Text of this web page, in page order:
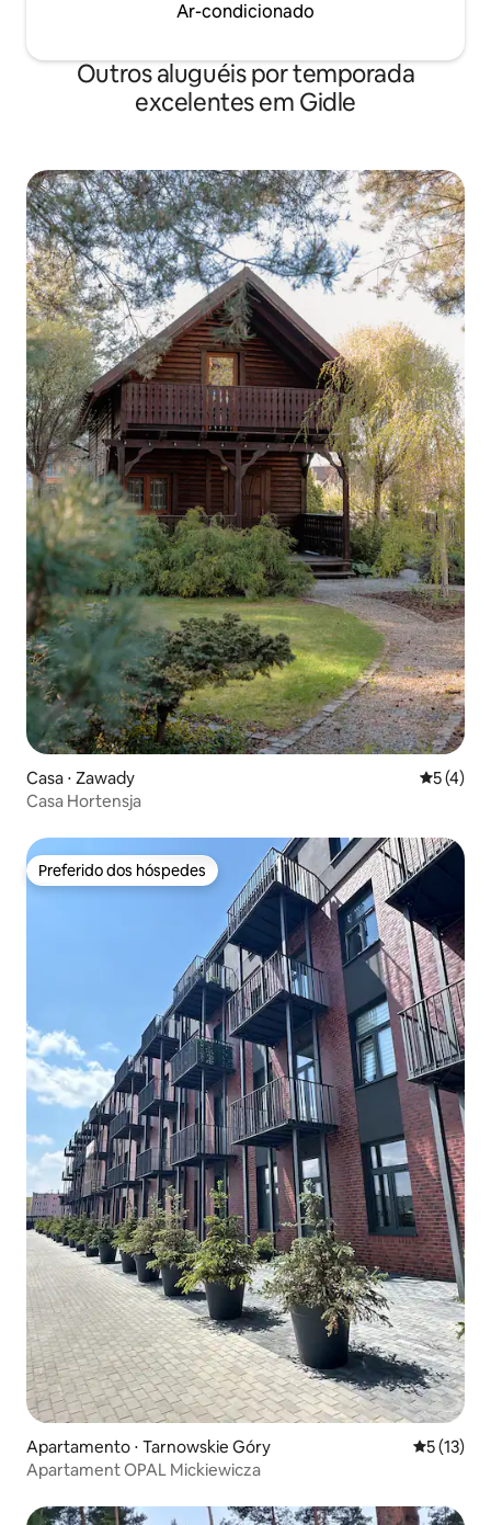
Ar-condicionado
Outros aluguéis por temporada
excelentes em Gidle
Casa ⋅ Zawady 5 de
5 (4)
Casa Hortensja
Preferido dos hóspedes
Preferido dos hóspedes
Apartamento ⋅ Tarnowskie Góry 5 de uma
5 (13)
Apartament OPAL Mickiewicza